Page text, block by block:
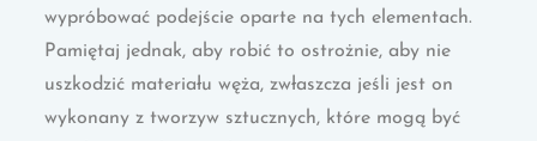
wypróbować podejście oparte na tych elementach.
Pamiętaj jednak, aby robić to ostrożnie, aby nie
uszkodzić materiału węża, zwłaszcza jeśli jest on
wykonany z tworzyw sztucznych, które mogą być